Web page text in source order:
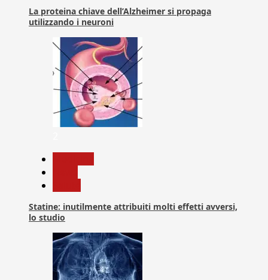
La proteina chiave dell’Alzheimer si propaga
utilizzando i neuroni
Statine: inutilmente attribuiti molti effetti avversi,
lo studio